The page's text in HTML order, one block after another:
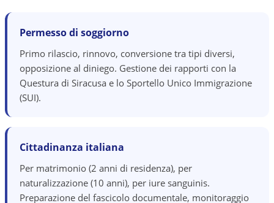
Permesso di soggiorno
Primo rilascio, rinnovo, conversione tra tipi diversi,
opposizione al diniego. Gestione dei rapporti con la
Questura di Siracusa e lo Sportello Unico Immigrazione
(SUI).
Cittadinanza italiana
Per matrimonio (2 anni di residenza), per
naturalizzazione (10 anni), per iure sanguinis.
Preparazione del fascicolo documentale, monitoraggio